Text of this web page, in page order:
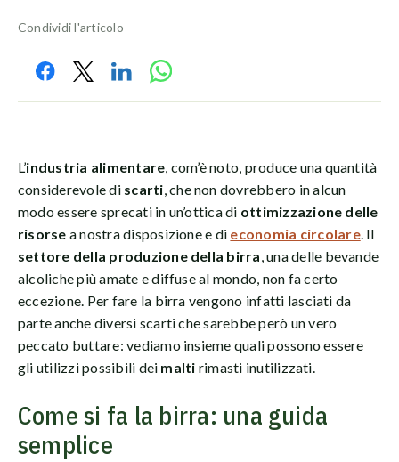
Condividi l'articolo
L’industria alimentare, com’è noto, produce una quantità
considerevole di scarti, che non dovrebbero in alcun
modo essere sprecati in un’ottica di ottimizzazione delle
risorse a nostra disposizione e di economia circolare. Il
settore della produzione della birra, una delle bevande
alcoliche più amate e diffuse al mondo, non fa certo
eccezione. Per fare la birra vengono infatti lasciati da
parte anche diversi scarti che sarebbe però un vero
peccato buttare: vediamo insieme quali possono essere
gli utilizzi possibili dei malti rimasti inutilizzati.
Come si fa la birra: una guida
semplice